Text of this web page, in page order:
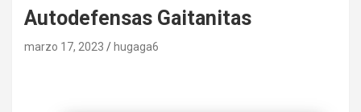
Autodefensas Gaitanitas
marzo 17, 2023 hugaga6